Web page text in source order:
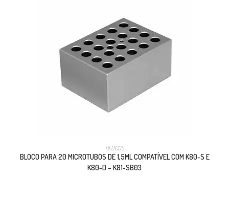
BLOCOS
BLOCO PARA 20 MICROTUBOS DE 1,5ML COMPATÍVEL COM K80-S E
K80-D – K81-SB03